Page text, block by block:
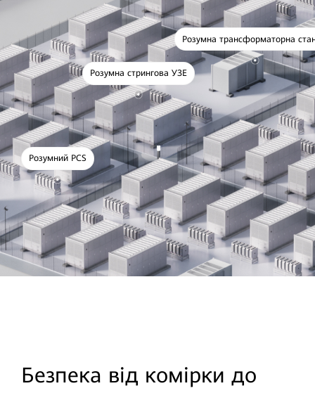
Розумний PCS
Розумна стрингова УЗЕ
Розумна трансформаторна
Безпека від комірки до